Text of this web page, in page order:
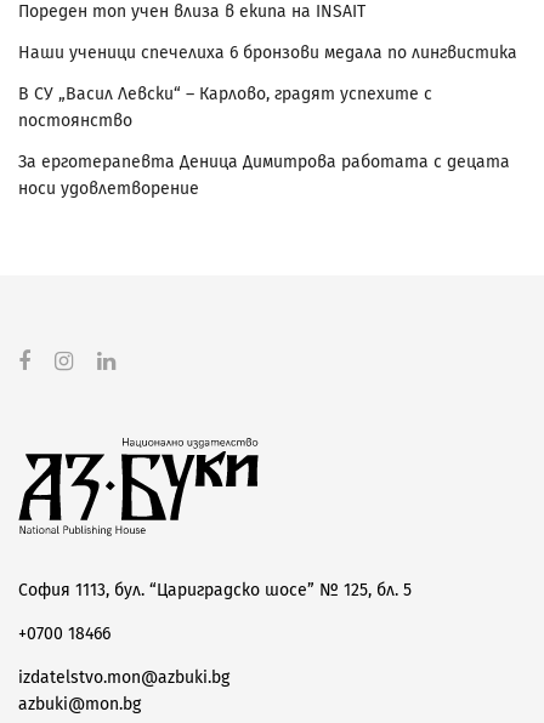
Пореден топ учен влиза в екипа на INSAIT
Наши ученици спечелиха 6 бронзови медала по лингвистика
В СУ „Васил Левски“ – Карлово, градят успехите с
постоянство
За ерготерапевта Деница Димитрова работата с децата
носи удовлетворение
София 1113, бул. “Цариградско шосе” № 125, бл. 5
+0700 18466
izdatelstvo.mon@azbuki.bg
azbuki@mon.bg